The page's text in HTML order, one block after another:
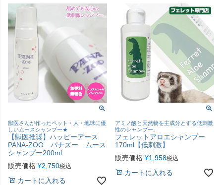
獣医さんが作ったペット・人・地球に優
しいムースシャンプー★
【獣医推奨】ハッピーアース
PANA-ZOO パナズー ムース
シャンプー200ml
販売価格 ¥2,750税込
カートに入れる
アミノ酸と天然物を主成分とする低刺激
性のシャンプー。
フェレットアロエシャンプー
170ml【低刺激】
販売価格 ¥1,958税込
カートに入れる